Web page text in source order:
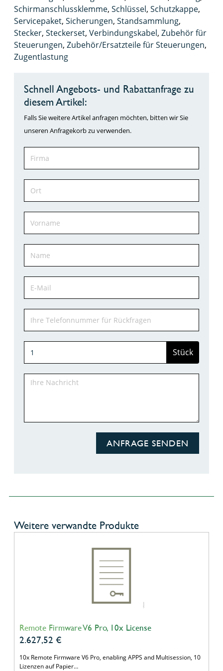
Schirmanschlussklemme, Schlüssel, Schutzkappe,
Servicepaket, Sicherungen, Standsammlung,
Stecker, Steckerset, Verbindungskabel, Zubehör für
Steuerungen, Zubehör/Ersatzteile für Steuerungen,
Zugentlastung
Schnell Angebots- und Rabattanfrage zu
diesem Artikel:
Falls Sie weitere Artikel anfragen möchten, bitten wir Sie
unseren Anfragekorb zu verwenden.
Stück
ANFRAGE SENDEN
Weitere verwandte Produkte
Remote Firmware V6 Pro, 10x License
2.627,52 €
10x Remote Firmware V6 Pro, enabling APPS and Multisession, 10
Lizenzen auf Papier…